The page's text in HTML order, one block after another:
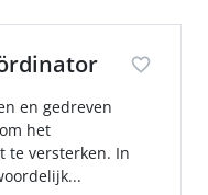
en gedreven
het
te versterken. In